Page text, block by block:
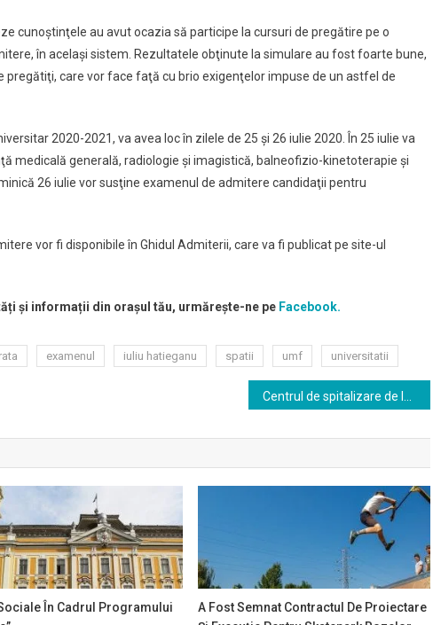
cunoştinţele au avut ocazia să participe la cursuri de pregătire pe o
în acelaşi sistem. Rezultatele obţinute la simulare au fost foarte bune,
pregătiţi, care vor face faţă cu brio exigenţelor impuse de un astfel de
2020-2021, va avea loc în zilele de 25 şi 26 iulie 2020. În 25 iulie va
medicală generală, radiologie şi imagistică, balneofizio-kinetoterapie şi
26 iulie vor susţine examenul de admitere candidaţii pentru
vor fi disponibile în Ghidul Admiterii, care va fi publicat pe site-ul
și informații din orașul tău, urmărește-ne pe Facebook.
examenul iuliu hatieganu spatii umf universitatii
În Cadrul Programului
A Fost Semnat Contractul De Proiectare